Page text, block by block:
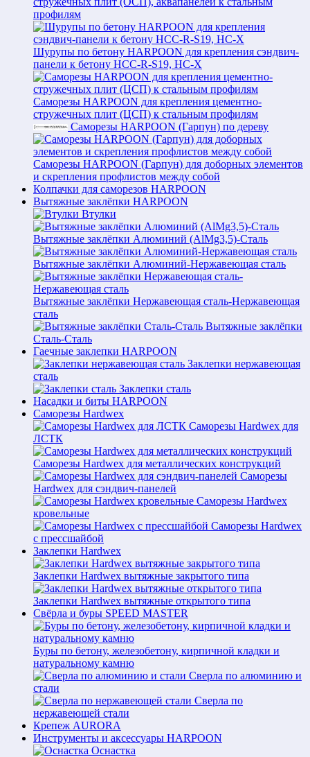
профилям
Шурупы по бетону HARPOON для крепления сэндвич-
панели к бетону HCC-R-S19, HC-X
Саморезы HARPOON для крепления цементно-
стружечных плит (ЦСП) к стальным профилям
Саморезы HARPOON (Гарпун) по дереву
Саморезы HARPOON (Гарпун) для доборных элементов
и скрепления профлистов между собой
Колпачки для саморезов HARPOON
Вытяжные заклёпки HARPOON
Втулки
Вытяжные заклёпки Алюминий (AlMg3,5)-Сталь
Вытяжные заклёпки Алюминий-Нержавеющая сталь
Вытяжные заклёпки Нержавеющая сталь-Нержавеющая
сталь
Вытяжные заклёпки
Сталь-Сталь
Гаечные заклепки HARPOON
Заклепки нержавеющая
сталь
Заклепки сталь
Насадки и биты HARPOON
Саморезы Hardwex
Саморезы Hardwex для
ЛСТК
Саморезы Hardwex для металлических конструкций
Саморезы
Hardwex для сэндвич-панелей
Саморезы Hardwex
кровельные
Саморезы Hardwex
с прессшайбой
Заклепки Hardwex
Заклепки Hardwex вытяжные закрытого типа
Заклепки Hardwex вытяжные открытого типа
Свёрла и буры SPEED MASTER
Буры по бетону, железобетону, кирпичной кладки и
натуральному камню
Сверла по алюминию и
стали
Сверла по
нержавеющей стали
Крепеж AURORA
Инструменты и аксессуары HARPOON
Оснастка